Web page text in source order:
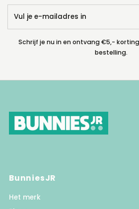
e-
mailadres
Schrijf je nu in en ontvang €5,-
bestelling.
BunniesJR
Het merk